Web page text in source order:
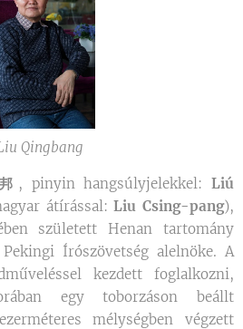
Qingbang
, pinyin hangsúlyjelekkel:Liú
átírással:Liu Csing-pang),
született Henan tartomány
Írószövetség alelnöke. A
kezdett foglalkozni,
egy toborzáson beállt
mélységben végzett